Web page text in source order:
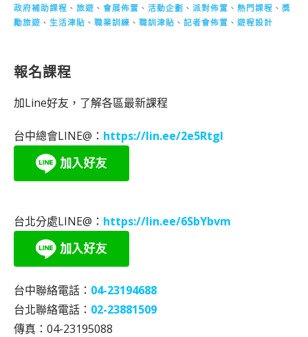
政府補助課程 、 旅遊 、 會展佈置 、 活動企劃 、 派對佈置 、 熱門課程 、 獎
勵旅遊 、 生活津貼 、 職業訓練 、 職訓津貼 、 記者會佈置 、 遊程設計
報名課程
加Line好友，了解各區最新課程
台中總會LINE@： https://lin.ee/2e5RtgI
台北分處LINE@： https://lin.ee/6SbYbvm
台中聯絡電話： 04-23194688
台北聯絡電話： 02-23881509
傳真：04-23195088